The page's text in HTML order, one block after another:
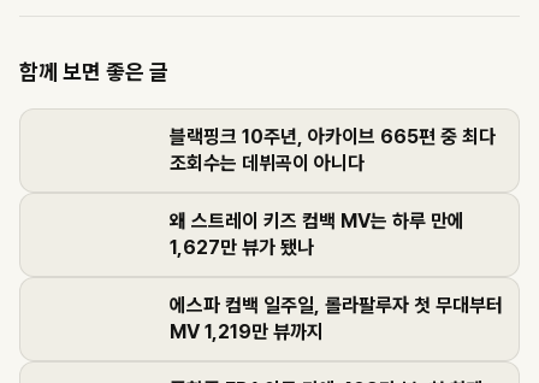
함께 보면 좋은 글
블랙핑크 10주년, 아카이브 665편 중 최다
조회수는 데뷔곡이 아니다
왜 스트레이 키즈 컴백 MV는 하루 만에
1,627만 뷰가 됐나
에스파 컴백 일주일, 롤라팔루자 첫 무대부터
MV 1,219만 뷰까지